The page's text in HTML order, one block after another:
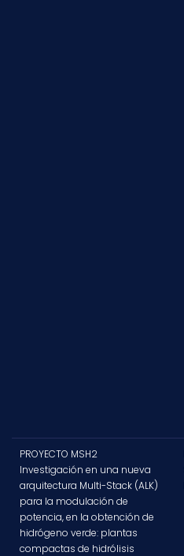
PROYECTO MSH2
Investigación en una nueva
arquitectura Multi-Stack (ALK)
para la modulación de
potencia, en la obtención de
hidrógeno verde: plantas
compactas de hidrólisis